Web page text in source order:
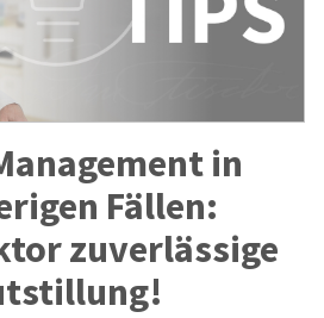
in
Fällen:
zuverlässige